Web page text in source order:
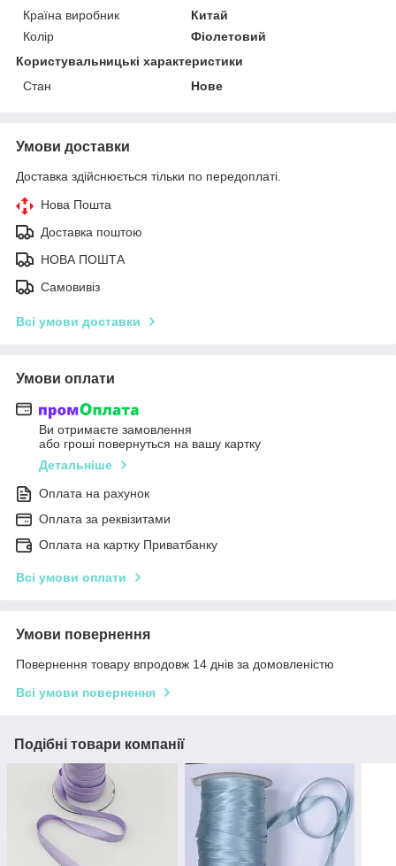
Країна виробник
Китай
Колір
Фіолетовий
Користувальницькі характеристики
Стан
Нове
Умови доставки
Доставка здійснюється тільки по передоплаті.
Нова Пошта
Доставка поштою
НОВА ПОШТА
Самовивіз
Всі умови доставки
Умови оплати
Ви отримаєте замовлення
або гроші повернуться на вашу картку
Детальніше
Оплата на рахунок
Оплата за реквізитами
Оплата на картку Приватбанку
Всі умови оплати
Умови повернення
Повернення товару впродовж 14 днів за домовленістю
Всі умови повернення
Подібні товари компанії